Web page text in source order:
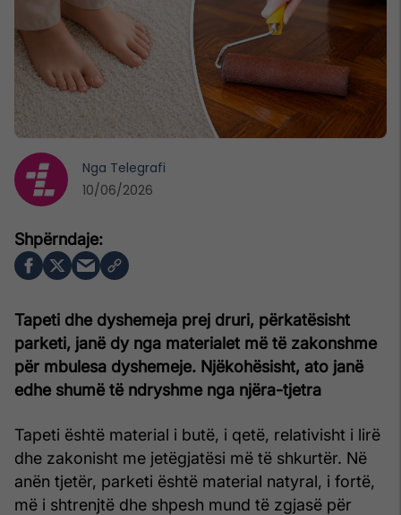
Tapeti dhe dyshemeja prej druri, përkatësisht
parketi, janë dy nga materialet më të zakonshme
për mbulesa dyshemeje. Njëkohësisht, ato janë
edhe shumë të ndryshme nga njëra-tjetra
Tapeti është material i butë, i qetë, relativisht i lirë
dhe zakonisht me jetëgjatësi më të shkurtër. Në
anën tjetër, parketi është material natyral, i fortë,
më i shtrenjtë dhe shpesh mund të zgjasë për
Nga Telegrafi
10/06/2026